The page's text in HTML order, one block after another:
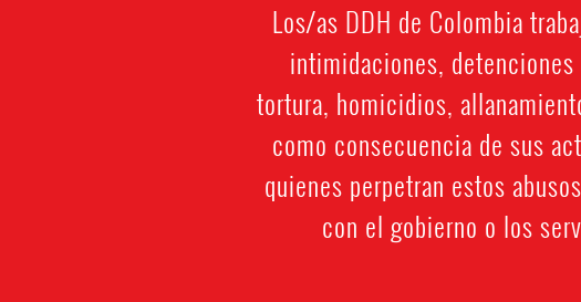
Los/as DDH de Colombia
intimidaciones,
tortura, homicidios,
como consecuencia de sus
quienes perpetran estos
con el gobierno o los